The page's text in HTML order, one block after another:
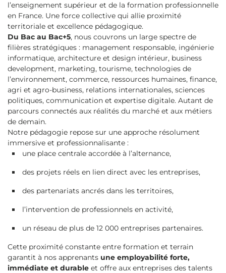
l’enseignement supérieur et de la formation professionnelle
en France. Une force collective qui allie proximité
territoriale et excellence pédagogique.
Du Bac au Bac+5, nous couvrons un large spectre de
filières stratégiques : management responsable, ingénierie
informatique, architecture et design intérieur, business
development, marketing, tourisme, technologies de
l’environnement, commerce, ressources humaines, finance,
agri et agro-business, relations internationales, sciences
politiques, communication et expertise digitale. Autant de
parcours connectés aux réalités du marché et aux métiers
de demain.
Notre pédagogie repose sur une approche résolument
immersive et professionnalisante :
une place centrale accordée à l’alternance,
des projets réels en lien direct avec les entreprises,
des partenariats ancrés dans les territoires,
l’intervention de professionnels en activité,
un réseau de plus de 12 000 entreprises partenaires.
Cette proximité constante entre formation et terrain
garantit à nos apprenants une employabilité forte,
immédiate et durable et offre aux entreprises des talents